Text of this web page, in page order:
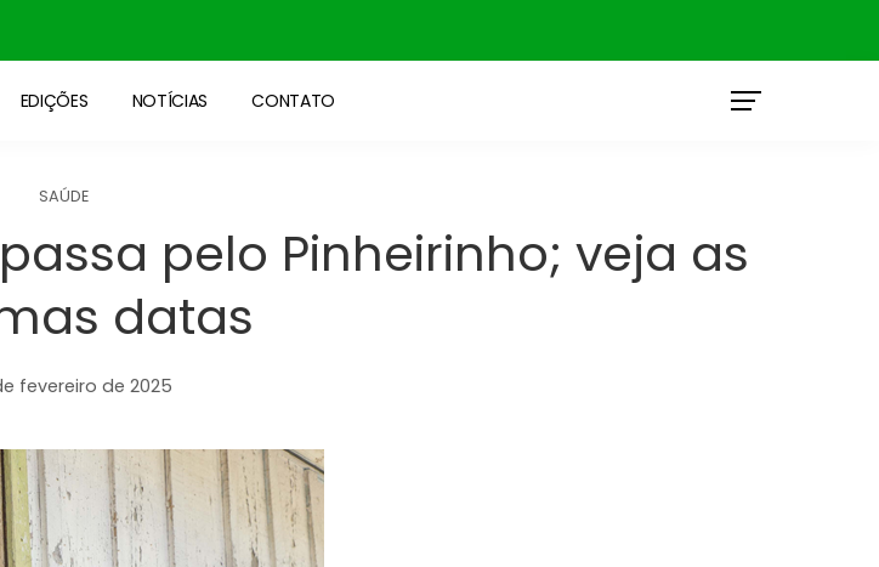
EDIÇÕES NOTÍCIAS CONTATO
SAÚDE
pelo Pinheirinho; veja as
datas
fevereiro de 2025